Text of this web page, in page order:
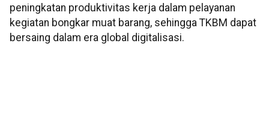
peningkatan produktivitas kerja dalam pelayanan
kegiatan bongkar muat barang, sehingga TKBM dapat
bersaing dalam era global digitalisasi.